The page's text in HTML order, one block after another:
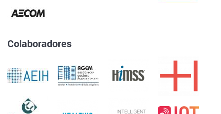
Colaboradores